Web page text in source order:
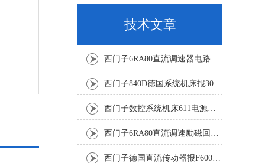
技术文章
西门子6RA80直流调速器电路板坏销售修理单位
西门子840D德国系统机床报300501修复解决
西门子数控系统机床611电源模块灯不显示修复解决
西门子6RA80直流调速励磁回路坏报F60005修复排除
西门子德国直流传动器报F60067高温报警修复排除方法